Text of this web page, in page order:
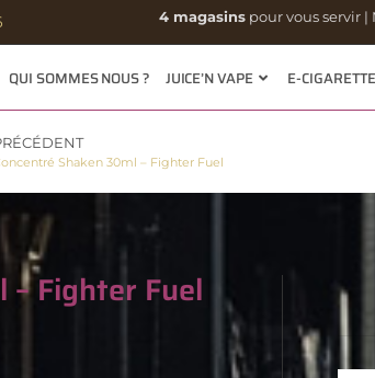
4 magasins pour vous servir |
QUI SOMMES NOUS ? JUICE’N VAPE E-CIGARETTE
Shaken 30ml – Fighter Fuel
Fighter Fuel